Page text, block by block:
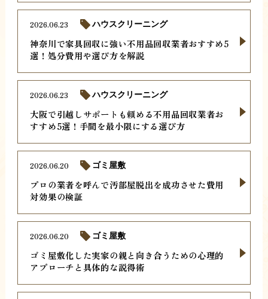
神奈川で家具回収に強い不用品回収業者おすすめ5
選！処分費用や選び方を解説
2026.06.23 ハウスクリーニング
大阪で引越しサポートも頼める不用品回収業者お
すすめ5選！手間を最小限にする選び方
2026.06.23 ハウスクリーニング
プロの業者を呼んで汚部屋脱出を成功させた費用
対効果の検証
2026.06.20 ゴミ屋敷
ゴミ屋敷化した実家の親と向き合うための心理的
アプローチと具体的な説得術
2026.06.20 ゴミ屋敷